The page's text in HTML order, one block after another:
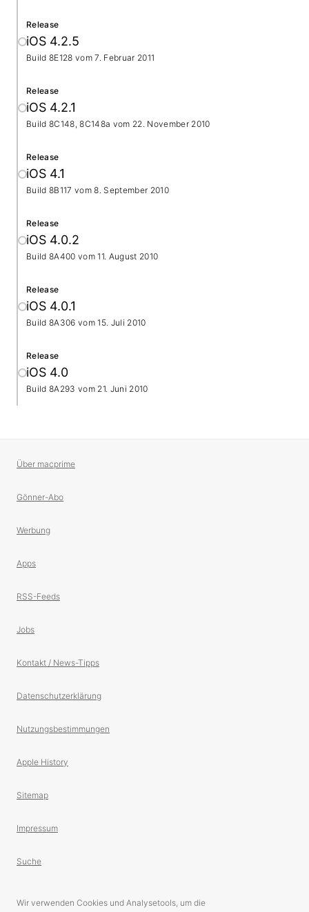
Release
iOS 4.2.5
Build 8E128 vom7. Februar 2011
Release
iOS 4.2.1
Build 8C148, 8C148a vom 22. November 2010
Release
iOS 4.1
Build 8B117 vom8. September 2010
Release
iOS 4.0.2
Build 8A400 vom11. August 2010
Release
iOS 4.0.1
Build 8A306 vom15. Juli 2010
Release
iOS 4.0
Build 8A293 vom 21. Juni 2010
Über macprime
Gönner-Abo
Werbung
Apps
RSS-Feeds
Jobs
Kontakt / News-Tipps
Datenschutzerklärung
Nutzungsbestimmungen
Apple History
Sitemap
Impressum
Suche
Wir verwenden Cookies und Analysetools, um die